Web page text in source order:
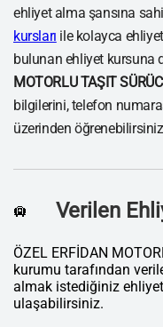
ehliyet alma şansına
kursları ile kolayca
bulunan ehliyet kursuna
MOTORLU TAŞIT
bilgilerini, telefon
üzerinden
🛄 Verilen
ÖZEL ERFİDAN
kurumu tarafından
almak istediğiniz
ulaşabilirsiniz.